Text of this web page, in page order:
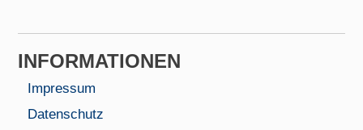
INFORMA­TIONEN
Impressum
Datenschutz